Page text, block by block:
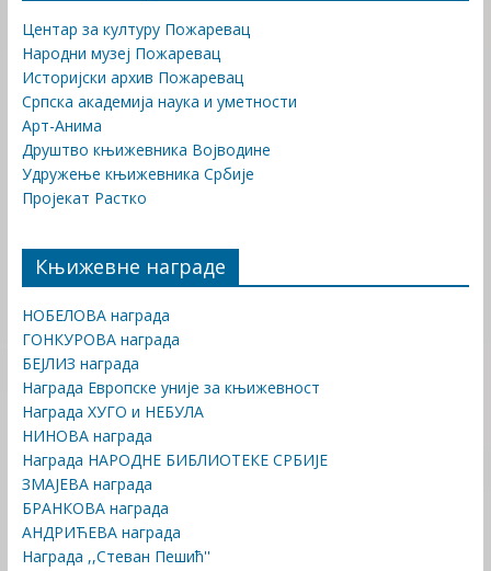
Центар за културу Пожаревац
Народни музеј Пожаревац
Историјски архив Пожаревац
Српска академија наука и уметности
Арт-Анима
Друштво књижевника Војводине
Удружење књижевника Србије
Пројекат Растко
Књижевне награде
НОБЕЛОВА награда
ГОНКУРОВА награда
БЕЈЛИЗ награда
Награда Европске уније за књижевност
Награда ХУГО и НЕБУЛА
НИНОВА награда
Награда НАРОДНЕ БИБЛИОТЕКЕ СРБИЈЕ
ЗМАЈЕВА награда
БРАНКОВА награда
АНДРИЋЕВА награда
Награда ,,Стеван Пешић''